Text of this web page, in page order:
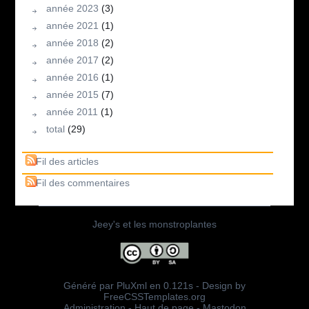
année 2023 (3)
année 2021 (1)
année 2018 (2)
année 2017 (2)
année 2016 (1)
année 2015 (7)
année 2011 (1)
total(29)
Fil des articles
Fil des commentaires
Jeey's et les monstroplantes
Généré par PluXml en 0.121s - Design by
FreeCSSTemplates.org